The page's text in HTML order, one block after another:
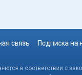
связь Подписка на
в соответствии с